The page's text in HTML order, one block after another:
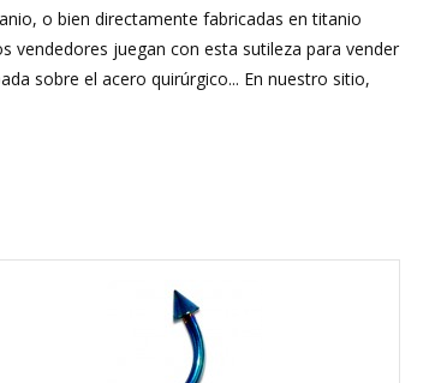
o bien directamente fabricadas en titanio
vendedores juegan con esta sutileza para vender
sobre el acero quirúrgico... En nuestro sitio,